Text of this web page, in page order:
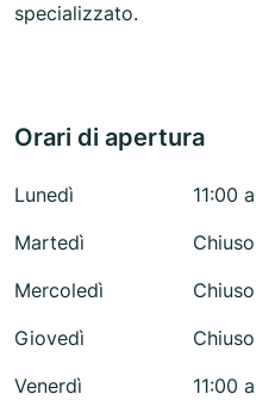
specializzato.
Orari di apertura
Lunedì
11:00
Martedì
Chiuso
Mercoledì
Chiuso
Giovedì
Chiuso
Venerdì
11:00